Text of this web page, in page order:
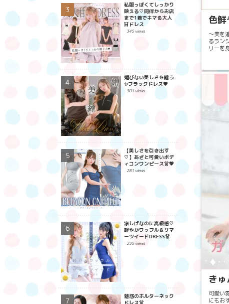
色
～美を
るラン
リーを
き
可愛い
にもお
私服っぽくてしっかり
映える♡同伴からお店
まで1着でキマる大人
甘ドレス
345 views
媚びない美しさを纏う
✨ブラックドレス🖤
301 views
【美しさを引き出す
♡】あざと可愛いボデ
ィコンワンピース👗💖
281 views
涼しげなのに高級感♡
軽やかワッフル＆サマ
ーツイードDRESS👗
235 views
魅惑のホルターネック